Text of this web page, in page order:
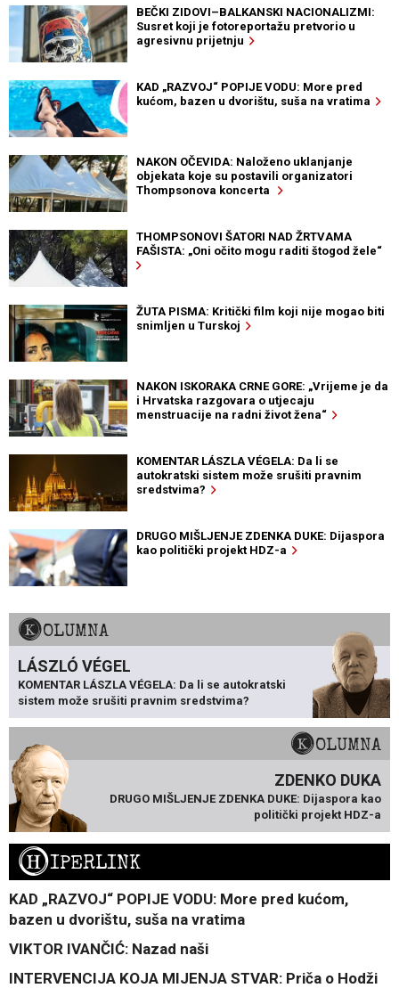
BEČKI ZIDOVI–BALKANSKI NACIONALIZMI:
Susret koji je fotoreportažu pretvorio u
agresivnu prijetnju
KAD „RAZVOJ“ POPIJE VODU: More pred
kućom, bazen u dvorištu, suša na vratima
NAKON OČEVIDA: Naloženo uklanjanje
objekata koje su postavili organizatori
Thompsonova koncerta
THOMPSONOVI ŠATORI NAD ŽRTVAMA
FAŠISTA: „Oni očito mogu raditi štogod žele“
ŽUTA PISMA: Kritički film koji nije mogao biti
snimljen u Turskoj
NAKON ISKORAKA CRNE GORE: „Vrijeme je da
i Hrvatska razgovara o utjecaju
menstruacije na radni život žena“
KOMENTAR LÁSZLA VÉGELA: Da li se
autokratski sistem može srušiti pravnim
sredstvima?
DRUGO MIŠLJENJE ZDENKA DUKE: Dijaspora
kao politički projekt HDZ-a
KOLUMNA
LÁSZLÓ VÉGEL
KOMENTAR LÁSZLA VÉGELA: Da li se autokratski
sistem može srušiti pravnim sredstvima?
KOLUMNA
ZDENKO DUKA
DRUGO MIŠLJENJE ZDENKA DUKE: Dijaspora kao
politički projekt HDZ-a
HIPERLINK
KAD „RAZVOJ“ POPIJE VODU: More pred kućom,
bazen u dvorištu, suša na vratima
VIKTOR IVANČIĆ: Nazad naši
INTERVENCIJA KOJA MIJENJA STVAR: Priča o Hodži